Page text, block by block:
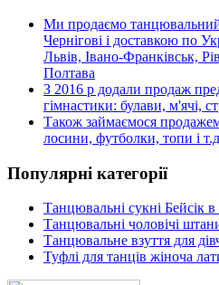
Ми продаємо танцювальний
Чернігові і доставкою по
Львів, Івано-Франківськ,
Полтава
З 2016 р додали продаж
гімнастики: булави, м'ячі,
Також займаємося продажем
лосини, футболки, топи і
Популярні категорії
Танцювальні сукні Бейсік в
Танцювальні чоловічі
Танцювальне взуття для
Туфлі для танців жіноча